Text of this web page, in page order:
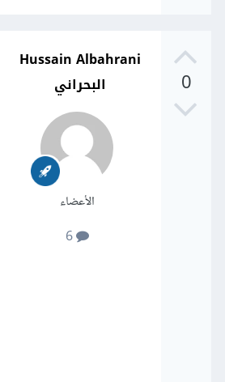
0
Hussain Albahrani
البحراني
الأعضاء
6